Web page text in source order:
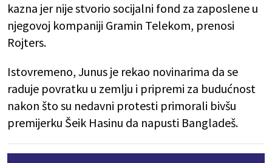
kazna jer nije stvorio socijalni fond za zaposlene u
njegovoj kompaniji Gramin Telekom, prenosi
Rojters.
Istovremeno, Junus je rekao novinarima da se
raduje povratku u zemlju i pripremi za budućnost
nakon što su nedavni protesti primorali bivšu
premijerku Šeik Hasinu da napusti Bangladeš.